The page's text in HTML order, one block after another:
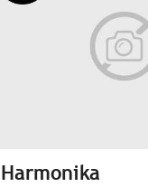
Harmonika